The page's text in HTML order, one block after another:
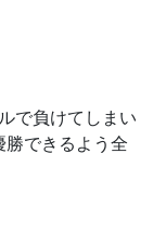
で負けてしまい
できるよう全